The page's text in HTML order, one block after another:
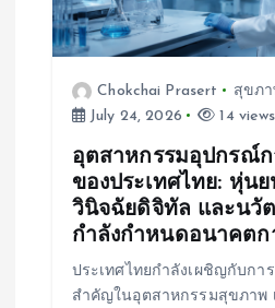
Chokchai Prasert
สุขภ
July 24, 2026
14 views
อุตสาหกรรมอุปกรณ์
ของประเทศไทย: หุ่น
วินิจฉัยดิจิทัล และนวั
กำลังกำหนดอนาคตก
ประเทศไทยกำลังเผชิญกับกา
สำคัญในอุตสาหกรรมสุขภาพ